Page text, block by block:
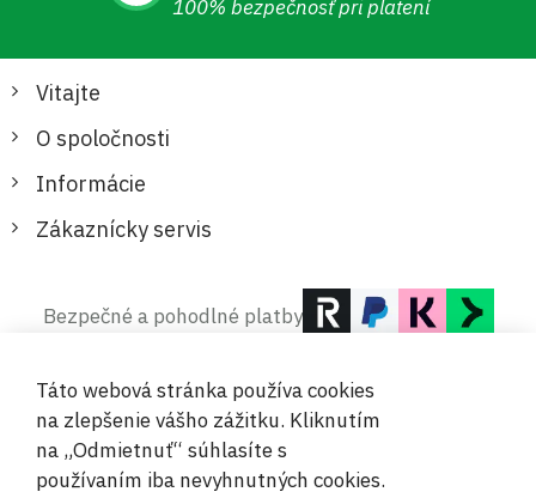
100% bezpečnosť pri platení
Vitajte
O spoločnosti
Informácie
Zákaznícky servis
Bezpečné a pohodlné platby
© 2019-2026 Megamix s.r.o.
Táto webová stránka používa cookies
na zlepšenie vášho zážitku. Kliknutím
na „Odmietnuť“ súhlasíte s
používaním iba nevyhnutných cookies.